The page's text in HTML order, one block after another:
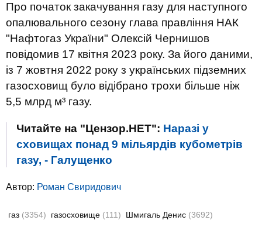
Про початок закачування газу для наступного
опалювального сезону глава правління НАК
"Нафтогаз України" Олексій Чернишов
повідомив 17 квітня 2023 року. За його даними,
із 7 жовтня 2022 року з українських підземних
газосховищ було відібрано трохи більше ніж
5,5 млрд м³ газу.
Читайте на "Цензор.НЕТ": Наразі у
сховищах понад 9 мільярдів кубометрів
газу, - Галущенко
Автор: Роман Свиридович
газ (3354) газосховище (111) Шмигаль Денис (3692)